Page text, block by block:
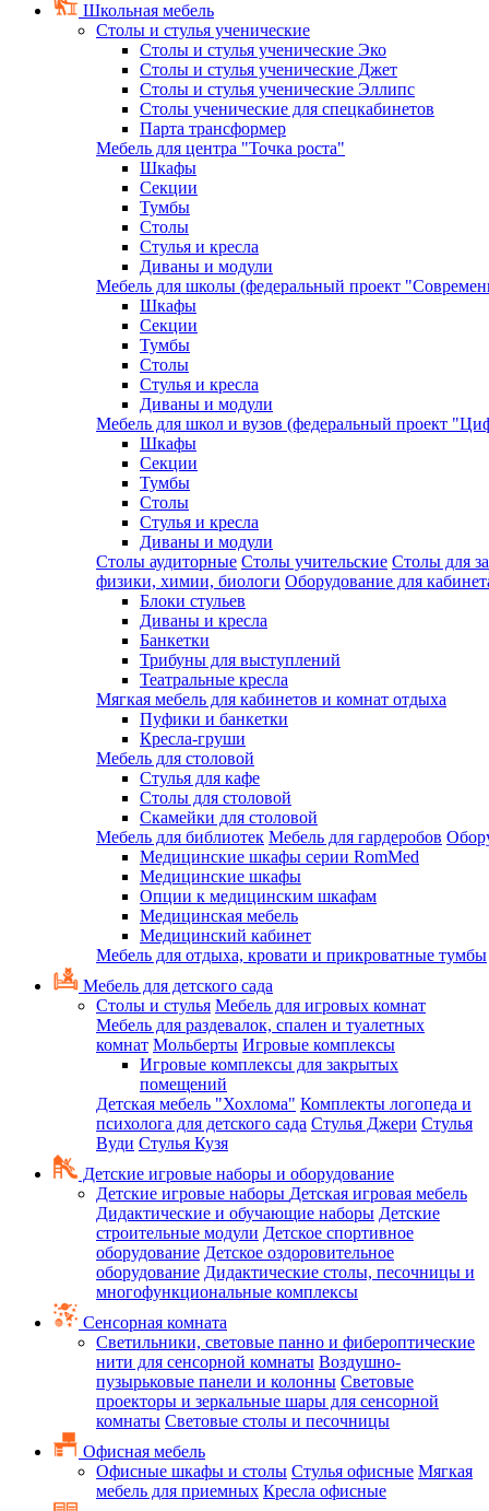
Школьная мебель
Столы и стулья ученические
Столы и стулья ученические Эко
Столы и стулья ученические Джет
Столы и стулья ученические Эллипс
Столы ученические для спецкабинетов
Парта трансформер
Мебель для центра "Точка роста"
Шкафы
Секции
Тумбы
Столы
Стулья и кресла
Диваны и модули
Мебель для школы (федеральный проект
Шкафы
Секции
Тумбы
Столы
Стулья и кресла
Диваны и модули
Мебель для школ и вузов (федеральный проект
Шкафы
Секции
Тумбы
Столы
Стулья и кресла
Диваны и модули
Столы аудиторные Столы учительские Столы для
физики, химии, биологи Оборудование для
Блоки стульев
Диваны и кресла
Банкетки
Трибуны для выступлений
Театральные кресла
Мягкая мебель для кабинетов и комнат отдыха
Пуфики и банкетки
Кресла-груши
Мебель для столовой
Cтулья для кафе
Cтолы для столовой
Скамейки для столовой
Мебель для библиотек Мебель для гардеробов
Медицинские шкафы серии RomMed
Медицинские шкафы
Опции к медицинским шкафам
Медицинская мебель
Медицинский кабинет
Мебель для отдыха, кровати и прикроватные тумбы
Мебель для детского сада
Столы и стулья Мебель для игровых комнат
Мебель для раздевалок, спален и туалетных
комнат Мольберты Игровые комплексы
Игровые комплексы для закрытых
помещений
Детская мебель "Хохлома" Комплекты логопеда и
психолога для детского сада Стулья Джери Стулья
Вуди Стулья Кузя
Детские игровые наборы и оборудование
Детские игровые наборы Детская игровая мебель
Дидактические и обучающие наборы Детские
строительные модули Детское спортивное
оборудование Детское оздоровительное
оборудование Дидактические столы, песочницы и
многофункциональные комплексы
Сенсорная комната
Светильники, световые панно и фибероптические
нити для сенсорной комнаты Воздушно-
пузырьковые панели и колонны Световые
проекторы и зеркальные шары для сенсорной
комнаты Световые столы и песочницы
Офисная мебель
Офисные шкафы и столы Стулья офисные Мягкая
мебель для приемных Кресла офисные